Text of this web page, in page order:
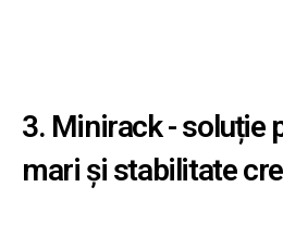
3. Minirack - soluție
mari și stabilitate